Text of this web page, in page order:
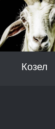
Козел